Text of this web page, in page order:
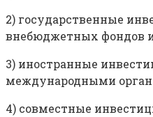
2) государственные
внебюджетных фондов
3) иностранные
международными
4) совместные